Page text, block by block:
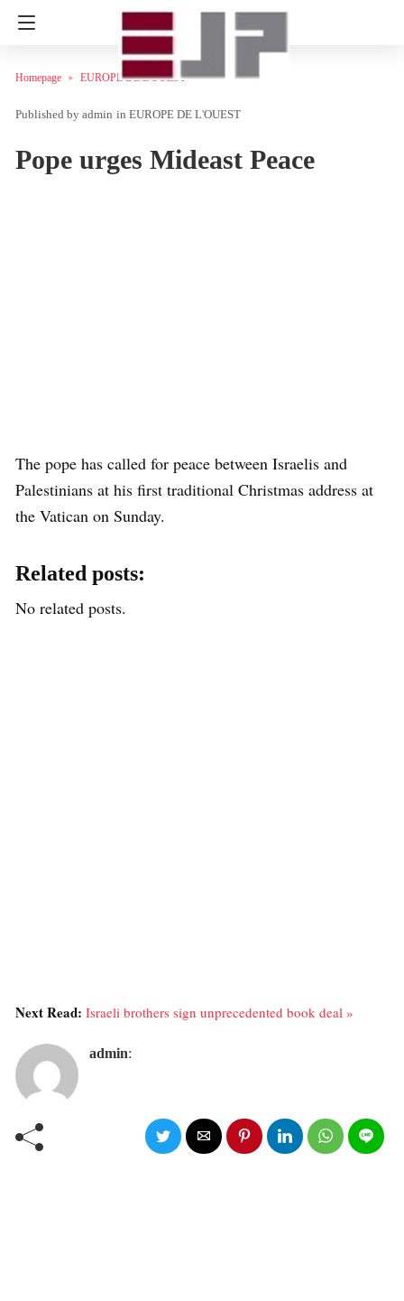
Homepage EUROPE DE L'OUEST
admin in EUROPE DE L'OUEST
Pope urges Mideast Peace
The pope has called for peace between Israelis and
Palestinians at his first traditional Christmas address at
the Vatican on Sunday.
Related posts:
No related posts.
Next Read: Israeli brothers sign unprecedented book deal »
admin: